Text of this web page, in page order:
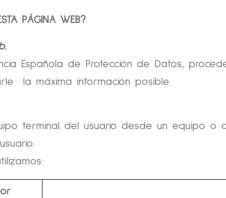
PÁGINA WEB?
Española de Protección de Datos,
la máxima información posible.
terminal del usuario desde un equipo